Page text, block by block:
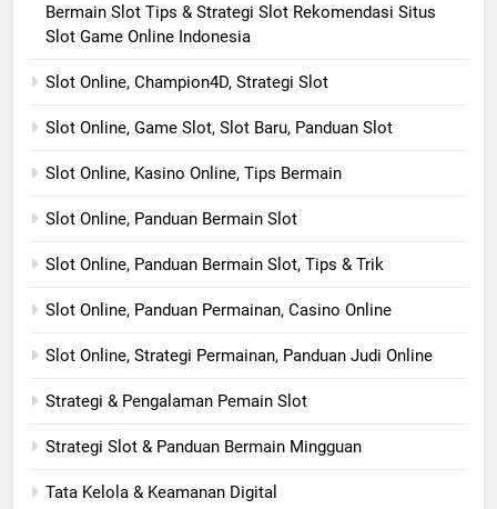
Bermain Slot Tips & Strategi Slot Rekomendasi Situs
Slot Game Online Indonesia
Slot Online, Champion4D, Strategi Slot
Slot Online, Game Slot, Slot Baru, Panduan Slot
Slot Online, Kasino Online, Tips Bermain
Slot Online, Panduan Bermain Slot
Slot Online, Panduan Bermain Slot, Tips & Trik
Slot Online, Panduan Permainan, Casino Online
Slot Online, Strategi Permainan, Panduan Judi Online
Strategi & Pengalaman Pemain Slot
Strategi Slot & Panduan Bermain Mingguan
Tata Kelola & Keamanan Digital